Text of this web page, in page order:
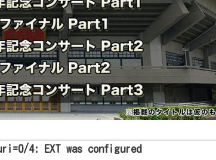
4: EXT was configured